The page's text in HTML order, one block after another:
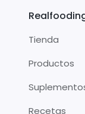
Tienda
Productos
Recetas